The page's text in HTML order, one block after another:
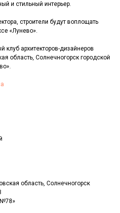
и стильный интерьер.
строители будут воплощать
«Лунево».
клуб архитекторов-дизайнеров
область, Солнечногорск городской
область, Солнечногорск